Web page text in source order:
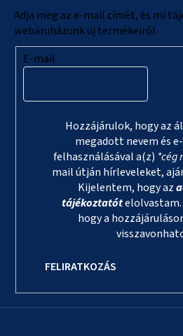
Adja meg az e-mail címét, és mi
webáruházunk új termékeiről.
E-mail
Hozzájárulok, hogy az
megadott nevem és
felhasználásával a(z) *cég
mail útján hírleveleket,
Kijelentem, hogy az
tájékoztatót
hogy a
FELIRATKOZÁS